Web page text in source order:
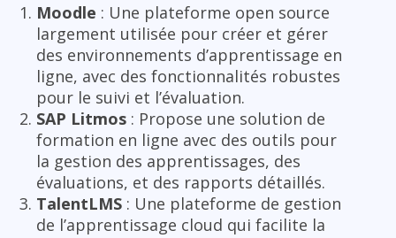
Moodle : Une plateforme open source
largement utilisée pour créer et gérer
des environnements d’apprentissage en
ligne, avec des fonctionnalités robustes
pour le suivi et l’évaluation.
SAP Litmos : Propose une solution de
formation en ligne avec des outils pour
la gestion des apprentissages, des
évaluations, et des rapports détaillés.
TalentLMS : Une plateforme de gestion
de l’apprentissage cloud qui facilite la